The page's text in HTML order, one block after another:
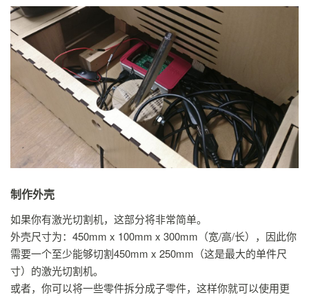
制作外壳
如果你有激光切割机，这部分将非常简单。
外壳尺寸为：450mm x 100mm x 300mm（宽/高/长），因此你
需要一个至少能够切割450mm x 250mm（这是最大的单件尺
寸）的激光切割机。
或者，你可以将一些零件拆分成子零件，这样你就可以使用更